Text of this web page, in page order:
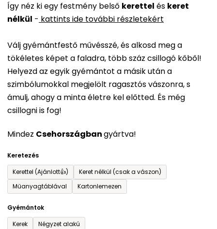
Így néz ki egy festmény belső kerettel és keret
nélkül - kattints ide további részletekért
Válj gyémántfestő művésszé, és alkosd meg a
tökéletes képet a faladra, több száz csillogó kőből!
Helyezd az egyik gyémántot a másik után a
szimbólumokkal megjelölt ragasztós vászonra, s
ámulj, ahogy a minta életre kel előtted. És még
csillogni is fog!
Mindez Csehországbangyártva!
Keretezés
Kerettel (Ajánlott👍)
Keret nélkül (csak a vászon)
Műanyagtáblával
Kartonlemezen
Gyémántok
Kerek
Négyzet alakú
átlagos
értékelése
ből
0,0
csillag.